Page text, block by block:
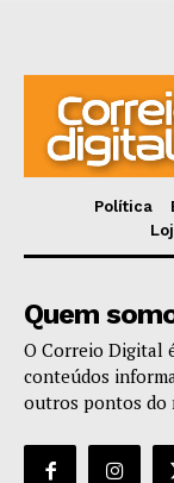
Política
Quem
O Correio Digital
conteúdos
outros pontos do